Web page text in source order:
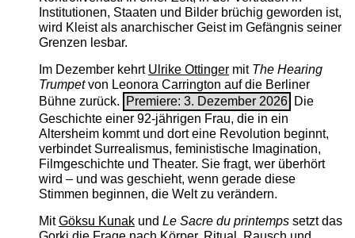
Institutionen, Staaten und Bilder brüchig geworden ist,
wird Kleist als anarchischer Geist im Gefängnis seiner
Grenzen lesbar.
Im Dezember kehrt Ulrike Ottingermit The ­Hearing
Trumpetvon Leonora Carrington auf die Berliner
Bühne zurück.
Premiere: 3. Dezember 2026 Die
Geschichte einer 92-jährigen Frau, die in ein
Altersheim kommt und dort eine Revolution beginnt,
verbindet Surrealismus, feministische Imagination,
Filmgeschichte und Theater. Sie fragt, wer überhört
wird – und was geschieht, wenn gerade diese
Stimmen beginnen, die Welt zu verändern.
MitGöksu Kunakund Le Sacre du printempssetzt das